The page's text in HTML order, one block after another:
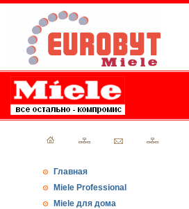
Главная
Miele Professional
Miele для дома